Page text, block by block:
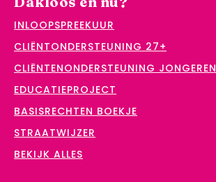
INLOOPSPREEKUUR
CLIËNTONDERSTEUNING 27+
CLIËNTENONDERSTEUNING JONGEREN
EDUCATIEPROJECT
BASISRECHTEN BOEKJE
STRAATWIJZER
BEKIJK ALLES